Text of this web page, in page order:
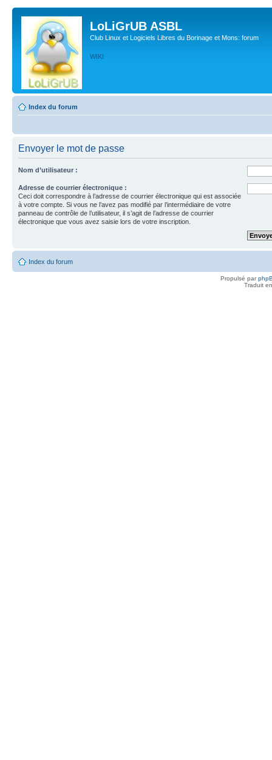
LoLiGrUB ASBL
Club Linux et Logiciels Libres du Borinage et Mons: forum
WIKI
Index du forum
Envoyer le mot de passe
Nom d’utilisateur :
Adresse de courrier électronique :
Ceci doit correspondre à l’adresse de courrier électronique qui est associée
à votre compte. Si vous ne l’avez pas modifié par l’intermédiaire de votre
panneau de contrôle de l’utilisateur, il s’agit de l’adresse de courrier
électronique que vous avez saisie lors de votre inscription.
Index du forum
Propulsé par
Traduit